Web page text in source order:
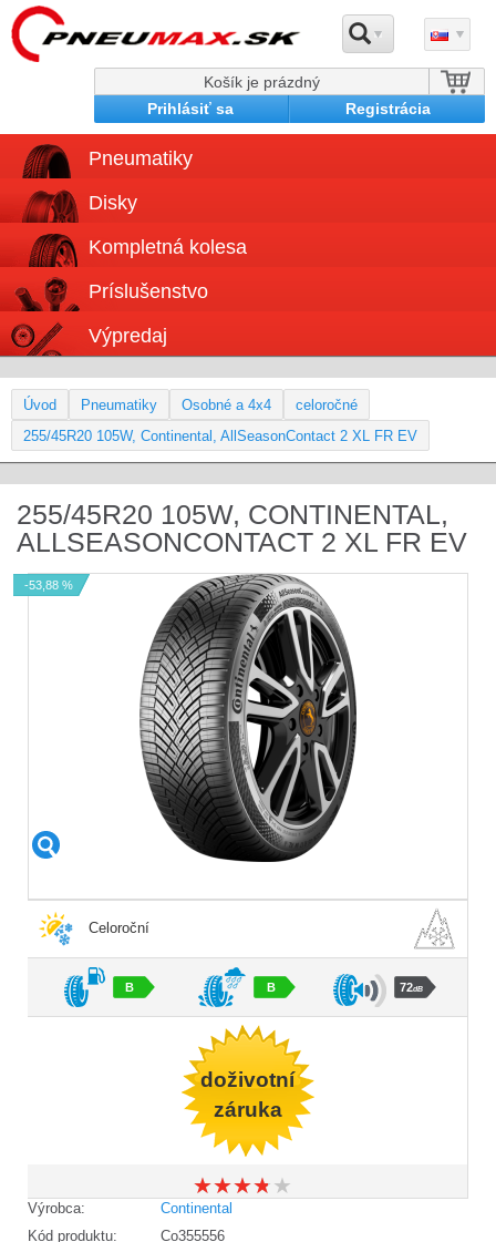
Košík je prázdný
Prihlásiť sa
Registrácia
Pneumatiky
Disky
Kompletná kolesa
Príslušenstvo
Výpredaj
Úvod Pneumatiky Osobné a 4x4
celoročné
255/45R20 105W, Continental, AllSeasonContact 2 XL FR EV
255/45R20 105W, CONTINENTAL,
ALLSEASONCONTACT 2 XL FR EV
-53,88 %
Celoroční
B B 72dB
doživotní
záruka
★★★★★
★★★★★
Výrobca:
Continental
Kód produktu:
Co355556